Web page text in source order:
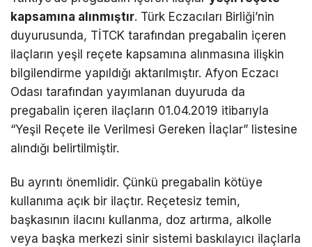
kapsamına alınmıştır. Türk Eczacıları Birliği’nin
duyurusunda, TİTCK tarafından pregabalin içeren
ilaçların yeşil reçete kapsamına alınmasına ilişkin
bilgilendirme yapıldığı aktarılmıştır. Afyon Eczacı
Odası tarafından yayımlanan duyuruda da
pregabalin içeren ilaçların 01.04.2019 itibarıyla
“Yeşil Reçete ile Verilmesi Gereken İlaçlar” listesine
alındığı belirtilmiştir.
Bu ayrıntı önemlidir. Çünkü pregabalin kötüye
kullanıma açık bir ilaçtır. Reçetesiz temin,
başkasının ilacını kullanma, doz artırma, alkolle
veya başka merkezi sinir sistemi baskılayıcı ilaçlarla